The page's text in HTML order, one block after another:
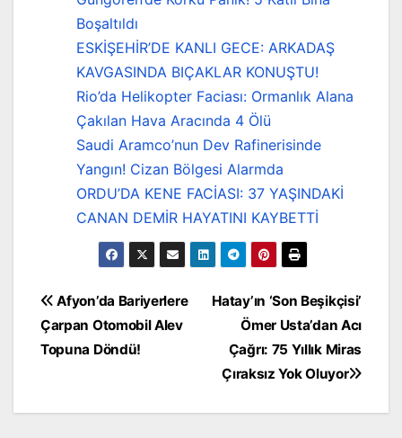
Boşaltıldı
ESKİŞEHİR’DE KANLI GECE: ARKADAŞ
KAVGASINDA BIÇAKLAR KONUŞTU!
Rio’da Helikopter Faciası: Ormanlık Alana
Çakılan Hava Aracında 4 Ölü
Saudi Aramco’nun Dev Rafinerisinde
Yangın! Cizan Bölgesi Alarmda
ORDU’DA KENE FACİASI: 37 YAŞINDAKİ
CANAN DEMİR HAYATINI KAYBETTİ
Yazı
gezinmesi
Hatay’ın ‘Son Beşikçisi’
Ömer Usta’dan Acı
Çağrı: 75 Yıllık Miras
Çıraksız Yok Oluyor
Afyon’da Bariyerlere
Çarpan Otomobil Alev
Topuna Döndü!